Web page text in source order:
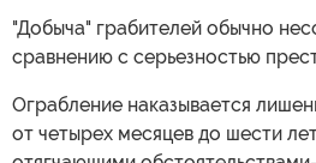
"Добыча" грабителей обычно
сравнению с серьезностью
Ограбление наказывается
от четырех месяцев до шести